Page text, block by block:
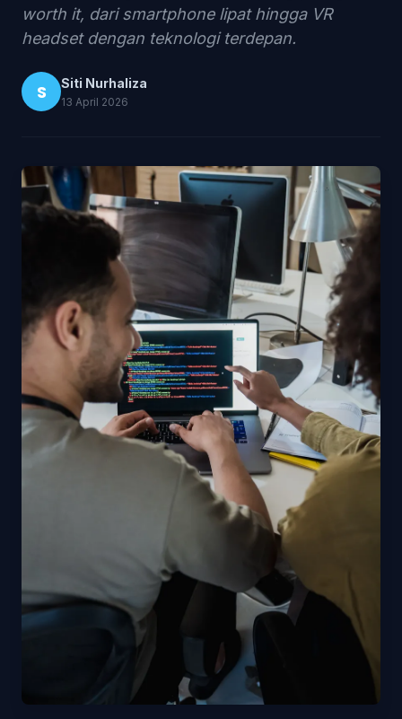
worth it, dari smartphone lipat hingga VR
headset dengan teknologi terdepan.
S Siti Nurhaliza
13 April 2026